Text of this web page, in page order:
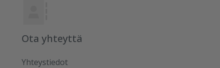
Ota yhteyttä
Yhteystiedot